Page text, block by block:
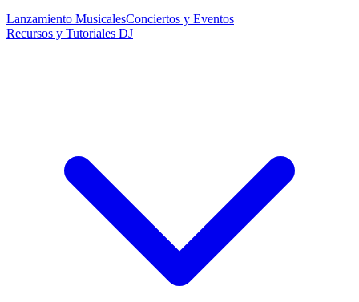
Lanzamiento MusicalesConciertos y Eventos
Recursos y Tutoriales DJ